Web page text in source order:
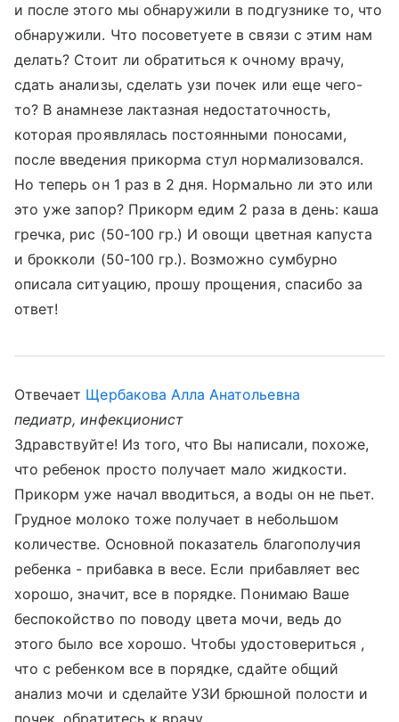
и после этого мы обнаружили в подгузнике то, что
обнаружили. Что посоветуете в связи с этим нам
делать? Стоит ли обратиться к очному врачу,
сдать анализы, сделать узи почек или еще чего-
то? В анамнезе лактазная недостаточность,
которая проявлялась постоянными поносами,
после введения прикорма стул нормализовался.
Но теперь он 1 раз в 2 дня. Нормально ли это или
это уже запор? Прикорм едим 2 раза в день: каша
гречка, рис (50-100 гр.) И овощи цветная капуста
и брокколи (50-100 гр.). Возможно сумбурно
описала ситуацию, прошу прощения, спасибо за
ответ!
Отвечает Щербакова Алла Анатольевна
педиатр, инфекционист
Здравствуйте! Из того, что Вы написали, похоже,
что ребенок просто получает мало жидкости.
Прикорм уже начал вводиться, а воды он не пьет.
Грудное молоко тоже получает в небольшом
количестве. Основной показатель благополучия
ребенка - прибавка в весе. Если прибавляет вес
хорошо, значит, все в порядке. Понимаю Ваше
беспокойство по поводу цвета мочи, ведь до
этого было все хорошо. Чтобы удостовериться ,
что с ребенком все в порядке, сдайте общий
анализ мочи и сделайте УЗИ брюшной полости и
почек, обратитесь к врачу.